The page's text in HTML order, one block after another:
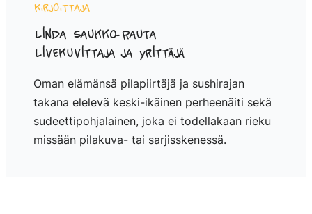
Kirjoittaja
Linda Saukko-Rauta
Livekuvittaja ja yrittäjä
Oman elämänsä pilapiirtäjä ja sushirajan
takana elelevä keski-ikäinen perheenäiti sekä
sudeettipohjalainen, joka ei todellakaan rieku
missään pilakuva- tai sarjisskenessä.